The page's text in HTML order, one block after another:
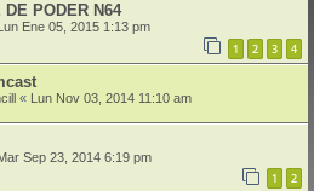
DE PODER N64
Ene 05, 2015 1:13 pm
1 2 3 4
« Lun Nov 03, 2014 11:10 am
Sep 23, 2014 6:19 pm
1 2